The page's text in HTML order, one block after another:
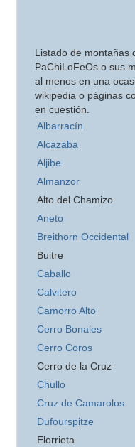
Listado de montañas
PaChiLoFeOs o sus
al menos en una
wikipedia o páginas
en cuestión.
Albarracín
Alcazaba
Aljibe
Almanzor
Alto del Chamizo
Aneto
Breithorn Occidental
Buitre
Caballo
Calvitero
CamorroAlto
Cerro Bonales
Cerro Coros
Cerro de la Cruz
Chullo
Cruz de Camarolos
Dufourspitze
Elorrieta